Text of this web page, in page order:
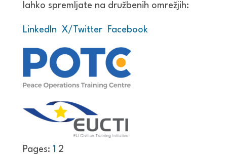
lahko spremljate na družbenih omrežjih:
LinkedIn X/Twitter Facebook
Pages: 1 2